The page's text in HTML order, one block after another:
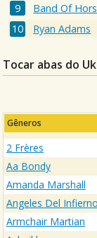
Band Of
Ryan Adams
Tocar abas do
Gêneros
2 Frères
Aa Bondy
Amanda Marshall
Angeles Del Infierno
Armchair Martian